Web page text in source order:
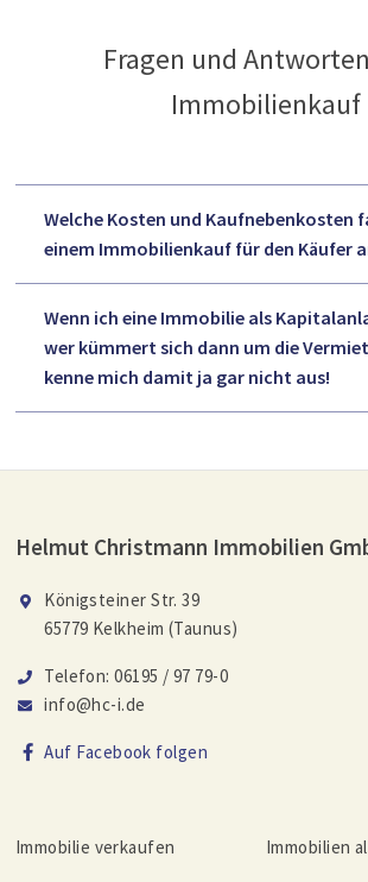
Fragen und
Immobilienkauf
Welche Kosten und Kaufnebenkosten
einem Immobilienkauf für den Käufer
Wenn ich eine Immobilie als
wer kümmert sich dann um die
kenne mich damit ja gar nicht aus!
Helmut Christmann Immobilien
Königsteiner Str. 39
65779 Kelkheim (Taunus)
Telefon: 06195 / 97 79-0
info@hc-i.de
Auf Facebook folgen
Immobilie verkaufen Immobilien